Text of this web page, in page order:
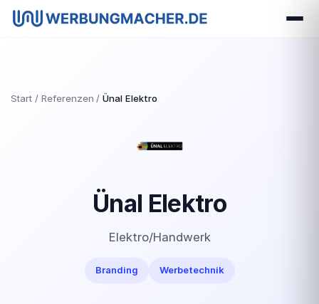
Start Referenzen Ünal Elektro
Ünal Elektro
Elektro/Handwerk
Branding Werbetechnik